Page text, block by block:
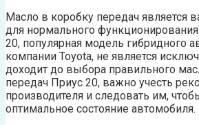
Масло в коробку передач
для нормального
20, популярная модель гибридного
компании Toyota, не является
доходит до выбора правильного
передач Приус 20, важно учесть
производителя и следовать им,
оптимальное состояние автомобиля.